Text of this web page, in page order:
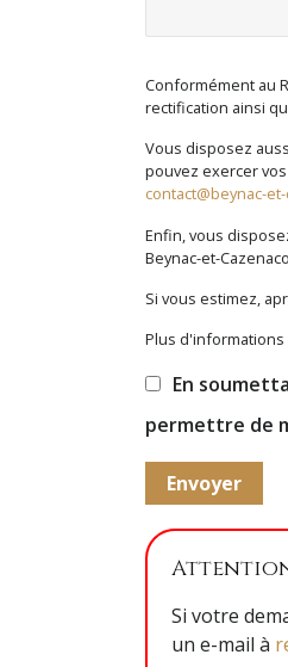
Conformément au
rectification ainsi
Vous disposez
pouvez exercer vos
contact@beynac-
Enfin, vous
Beynac-et-
Si vous estimez,
Plus d'informations
En
permettre de
Si votre
un e-mail à